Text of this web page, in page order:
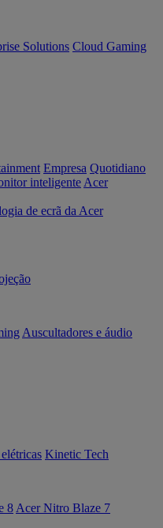
Solutions Cloud Gaming
Empresa Quotidiano
inteligente Acer
de ecrã da Acer
Auscultadores e áudio
Kinetic Tech
8 Acer Nitro Blaze 7